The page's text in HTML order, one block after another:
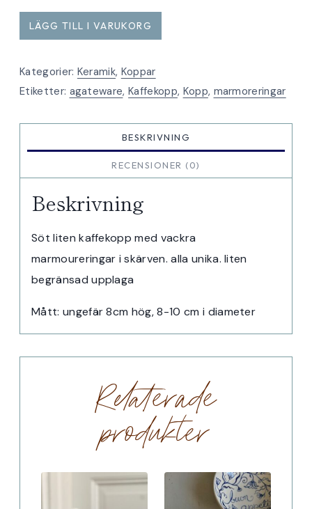
Kaffekopp
marmourerad
rak
LÄGG TILL I VARUKORG
Kategorier: Keramik, Koppar
Etiketter: agateware,Kaffekopp, Kopp, marmoreringar
BESKRIVNING
RECENSIONER (0)
Beskrivning
Söt liten kaffekopp med vackra
marmoureringar i skärven. alla unika. liten
begränsad upplaga
Mått: ungefär 8cm hög, 8-10 cm i diameter
Relaterade
produkter